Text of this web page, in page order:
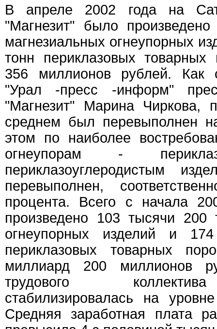
В апреле 2002 года на
"Магнезит" было
магнезиальных огнеупорных
тонн периклазовых
356 миллионов рублей. Как
"Урал -пресс -информ"
"Магнезит" Марина Чиркова,
среднем был перевыполнен
этом по наиболее
огнеупорам -
периклазоуглеродистым
перевыполнен,
процента. Всего с начала
произведено 103 тысячи 200
огнеупорных изделий и
периклазовых товарных
миллиард 200 миллионов
трудового
стабилизировалась на
Средняя заработная плата